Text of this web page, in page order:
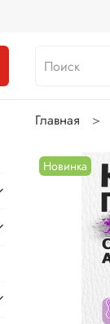
Главная
Новинка